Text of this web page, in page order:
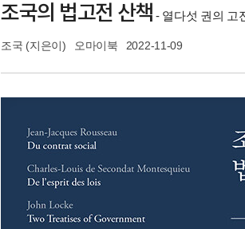
조국의 법고전 산책 - 열다섯 권의 고
조국 (지은이) 오마이북 2022-11-09